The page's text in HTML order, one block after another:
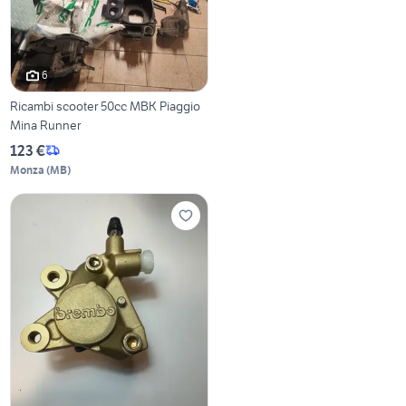
6
Ricambi scooter 50cc MBK Piaggio
Mina Runner
123 €
Monza (MB)